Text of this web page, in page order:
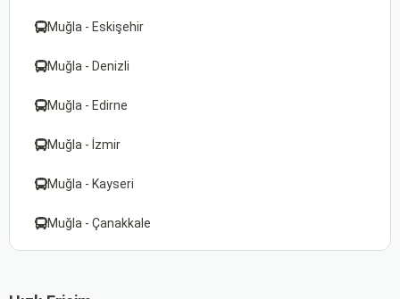
Muğla - Eskişehir
Muğla - Denizli
Muğla - Edirne
Muğla - İzmir
Muğla - Kayseri
Muğla - Çanakkale